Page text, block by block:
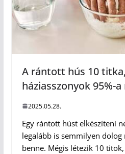
A rántott hús 10
háziasszonyok 95%-
2025.05.28.
Egy rántott húst elkészíteni
legalább is semmilyen
benne. Mégis létezik 10